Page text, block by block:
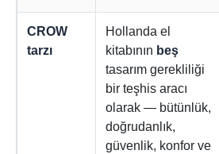
CROW
tarzı
Hollanda el
kitabının beş
tasarım gerekliliği
bir teşhis aracı
olarak — bütünlük,
doğrudanlık,
güvenlik, konfor ve